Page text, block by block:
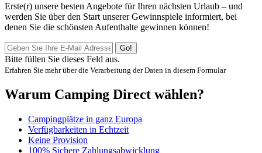
Erste(r) unsere besten Angebote für Ihren nächsten Urlaub – und
werden Sie über den Start unserer Gewinnspiele informiert, bei
denen Sie die schönsten Aufenthalte gewinnen können!
Go!
Bitte füllen Sie dieses Feld aus.
Erfahren Sie mehr über die Verarbeitung der Daten in diesem Formular
Warum Camping Direct wählen?
Campingplätze in ganz Europa
Verfügbarkeiten in Echtzeit
Keine Provision
100% Sichere Zahlungsabwicklung